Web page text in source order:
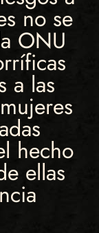
no se
ONU
a las
hecho
ellas